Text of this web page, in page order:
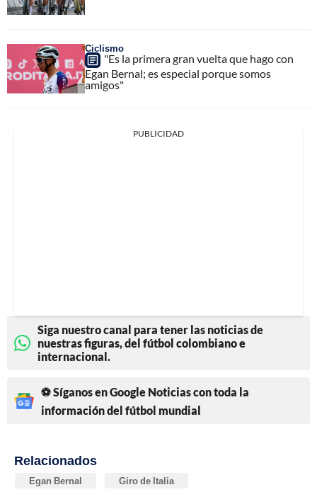
Ciclismo
"Es la primera gran vuelta que hago con
Egan Bernal; es especial porque somos
amigos"
PUBLICIDAD
Siga nuestro canal para tener las noticias de
nuestras figuras, del fútbol colombiano e
internacional.
⚽ Síganos en Google Noticias con toda la
información del fútbol mundial
Relacionados
Egan Bernal Giro de Italia